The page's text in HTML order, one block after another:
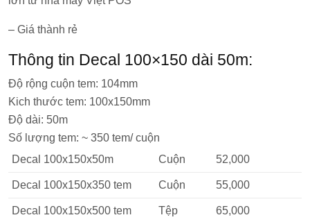
– Giá thành rẻ
Thông tin Decal 100×150 dài 50m:
Độ rộng cuộn tem: 104mm
Kich thước tem: 100x150mm
Độ dài: 50m
Số lượng tem: ~ 350 tem/ cuộn
Decal 100x150x50m
Cuộn 52,000
Decal 100x150x350 tem Cuộn 55,000
Decal 100x150x500 tem Tệp 65,000